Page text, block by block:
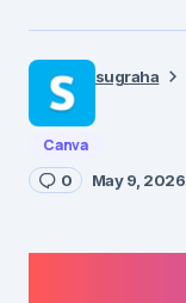
sugraha
Canva
0 May 9, 2026